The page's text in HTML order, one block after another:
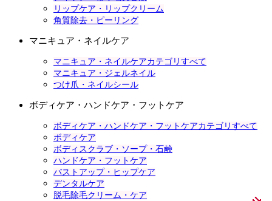
リップケア・リップクリーム
角質除去・ピーリング
マニキュア・ネイルケア
マニキュア・ネイルケアカテゴリすべて
マニキュア・ジェルネイル
つけ爪・ネイルシール
ボディケア・ハンドケア・フットケア
ボディケア・ハンドケア・フットケアカテゴリすべて
ボディケア
ボディスクラブ・ソープ・石鹸
ハンドケア・フットケア
バストアップ・ヒップケア
デンタルケア
脱毛除毛クリーム・ケア